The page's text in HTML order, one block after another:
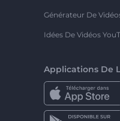
Générateur De
Idées De Vidéos
Applications De